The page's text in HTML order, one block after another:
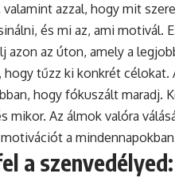
azzal, hogy mit
és mi az, ami motivál.
azon az úton, amely a
tűzz ki konkrét célokat.
hogy fókuszált maradj.
mikor. Az álmok valóra
a
a